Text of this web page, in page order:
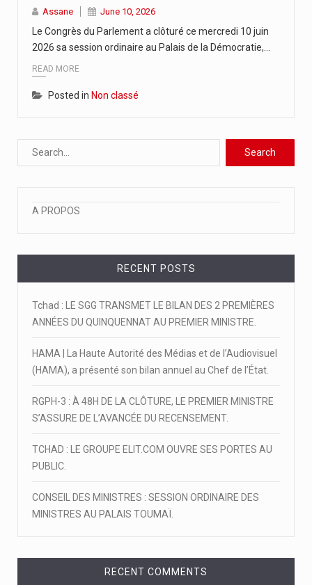
Le ministère de la Communication, en partenariat avec l’UNICEF, la…
Assane June 10, 2026
Le Congrès du Parlement a clôturé ce mercredi 10 juin
2026 sa session ordinaire au Palais de la Démocratie,…
READ MORE
Posted in Non classé
A PROPOS
RECENT POSTS
Tchad : LE SGG TRANSMET LE BILAN DES 2 PREMIÈRES
ANNÉES DU QUINQUENNAT AU PREMIER MINISTRE.
HAMA | La Haute Autorité des Médias et de l’Audiovisuel
(HAMA), a présenté son bilan annuel au Chef de l’État.
RGPH-3 : À 48H DE LA CLÔTURE, LE PREMIER MINISTRE
S’ASSURE DE L’AVANCÉE DU RECENSEMENT.
TCHAD : LE GROUPE ELIT.COM OUVRE SES PORTES AU
PUBLIC.
CONSEIL DES MINISTRES : SESSION ORDINAIRE DES
MINISTRES AU PALAIS TOUMAÏ.
RECENT COMMENTS